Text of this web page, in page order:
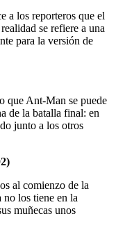
a los reporteros que el
se refiere a una
para la versión de
que Ant-Man se puede
de la batalla final: en
junto a los otros
al comienzo de la
no los tiene en la
muñecas unos